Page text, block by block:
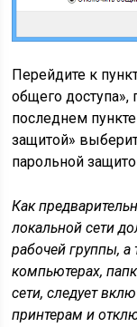
Перейдите к
общего доступа»,
последнем
защитой»
парольной
Как
локальной сети
рабочей группы, а
компьютерах,
сети, следует
принтерам и